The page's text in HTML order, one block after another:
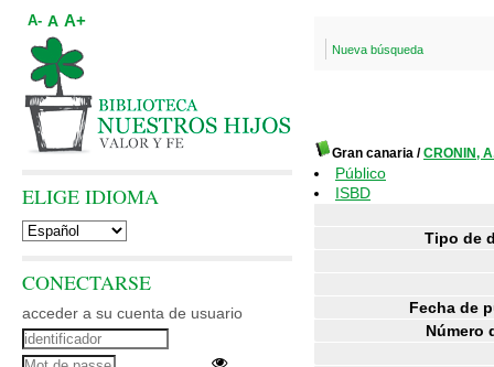
Nueva búsqueda
Gran canaria /CRONIN,
Público
ISBD
Tipo de
Fecha de
Número
A- A A+
ELIGE IDIOMA
CONECTARSE
acceder a su cuenta de usuario